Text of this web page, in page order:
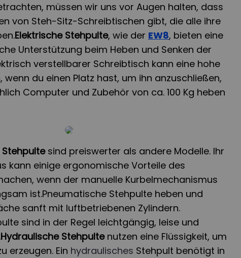
müssen wir uns vor Augen halten, dass
von Steh-Sitz-Schreibtischen gibt, die alle ihre
Elektrische Stehpulte, wie der EW8, bieten eine
Unterstützung beim Heben und Senken der
verstellbarer Schreibtisch kann eine hohe
du einen Platz hast, um ihn anzuschließen,
Computer und Zubehör von ca. 100 Kg heben
sind preiswerter als andere Modelle. Ihr
kann einige ergonomische Vorteile des
wenn der manuelle Kurbelmechanismus
ist.Pneumatische Stehpulte heben und
sanft mit luftbetriebenen Zylindern.
sind in der Regel leichtgängig, leise und
Hydraulische Stehpultenutzen eine Flüssigkeit, um
erzeugen. Ein hydraulisches Stehpult benötigt in